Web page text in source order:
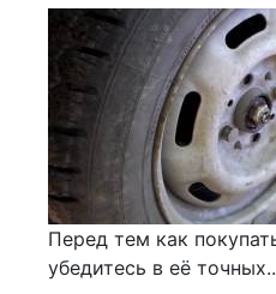
Перед тем как
убедитесь в её